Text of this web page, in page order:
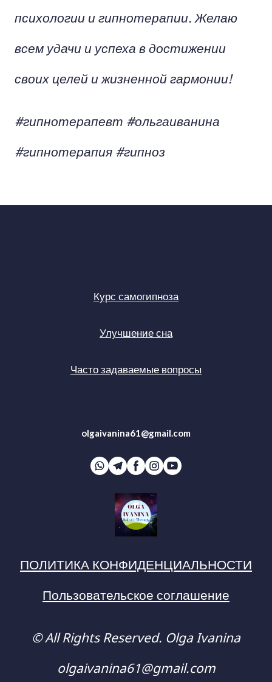
психологии и гипнотерапии. Желаю
всем удачи и успеха в достижении
своих целей и жизненной гармонии!
#гипнотерапевт #ольгаиванина
#гипнотерапия #гипноз
Курс самогипноза
Улучшение сна
Часто задаваемые вопросы
olgaivanina61@gmail.com
ПОЛИТИКА КОНФИДЕНЦИАЛЬНОСТИ
Пользовательское соглашение
© All Rights Reserved. Olga Ivanina
olgaivanina61@gmail.com